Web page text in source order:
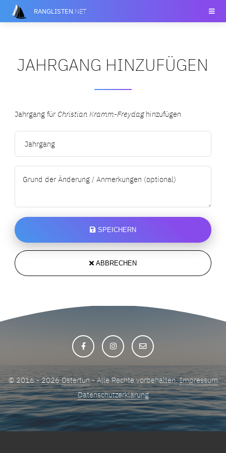
RANGLISTEN.NET
JAHRGANG HINZUFÜGEN
Jahrgang für Christian Kramm-Freydaghinzufügen
SPEICHERN
ABBRECHEN
© 2016 - 2026Ostertun- Alle Rechte vorbehalten.Impressum
Datenschutzerklärung